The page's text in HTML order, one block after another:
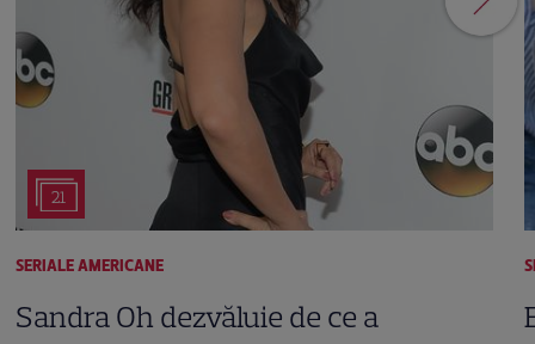
21
SERIALE AMERICANE
Sandra Oh dezvăluie de ce a